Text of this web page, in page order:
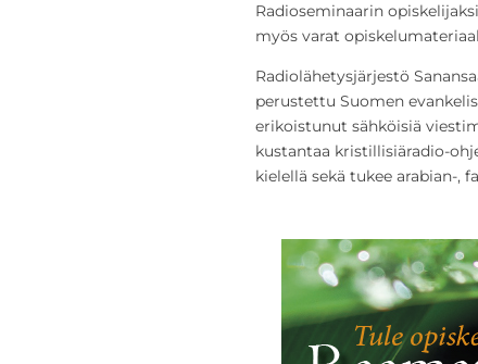
Radioseminaarin
myös varat
Radiolähetysjärjestö
perustettu Suomen
erikoistunut sähköisiä
kustantaa kristillisiäradio-
kielellä sekä tukee arabian-,